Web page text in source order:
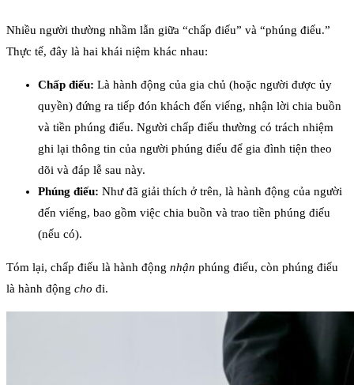
Nhiều người thường nhầm lẫn giữa “chấp điếu” và “phúng điếu.”
Thực tế, đây là hai khái niệm khác nhau:
Chấp điếu: Là hành động của gia chủ (hoặc người được ủy
quyền) đứng ra tiếp đón khách đến viếng, nhận lời chia buồn
và tiền phúng điếu. Người chấp điếu thường có trách nhiệm
ghi lại thông tin của người phúng điếu để gia đình tiện theo
dõi và đáp lễ sau này.
Phúng điếu: Như đã giải thích ở trên, là hành động của người
đến viếng, bao gồm việc chia buồn và trao tiền phúng điếu
(nếu có).
Tóm lại, chấp điếu là hành động nhận phúng điếu, còn phúng điếu
là hành động cho đi.